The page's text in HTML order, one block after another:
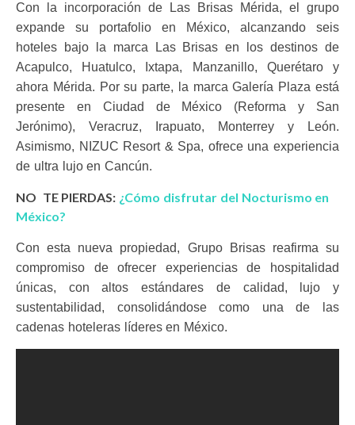
Con la incorporación de Las Brisas Mérida, el grupo
expande su portafolio en México, alcanzando seis
hoteles bajo la marca Las Brisas en los destinos de
Acapulco, Huatulco, Ixtapa, Manzanillo, Querétaro y
ahora Mérida. Por su parte, la marca Galería Plaza está
presente en Ciudad de México (Reforma y San
Jerónimo), Veracruz, Irapuato, Monterrey y León.
Asimismo, NIZUC Resort & Spa, ofrece una experiencia
de ultra lujo en Cancún.
NO TE PIERDAS: ¿Cómo disfrutar del Nocturismo en
México?
Con esta nueva propiedad, Grupo Brisas reafirma su
compromiso de ofrecer experiencias de hospitalidad
únicas, con altos estándares de calidad, lujo y
sustentabilidad, consolidándose como una de las
cadenas hoteleras líderes en México.